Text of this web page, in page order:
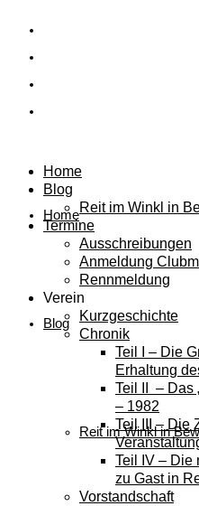
Home
Blog
Reit im Winkl in
Home
Blog
Reit im Winkl in
Termine
Ausschreibungen
Anmeldung
Rennmeldung
Verein
Kurzgeschichte
Chronik
Teil I – Die
Erhaltung
Teil II – Das
– 1982
Teil III – Die
Teil IV – Die
zu Gast in
Vorstandschaft